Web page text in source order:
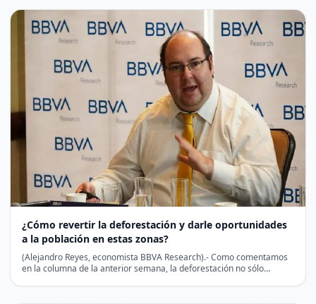
¿Cómo revertir la deforestación y darle oportunidades
a la población en estas zonas?
(Alejandro Reyes, economista BBVA Research).- Como comentamos
en la columna de la anterior semana, la deforestación no sólo…